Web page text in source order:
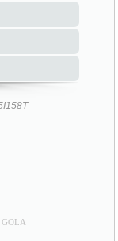
GOLA